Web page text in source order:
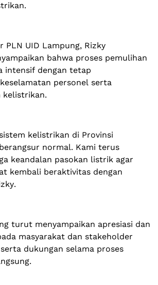
PLN UID Lampung, Rizky
bahwa proses pemulihan
intensif dengan tetap
personel serta
kelistrikan.
kelistrikan di Provinsi
normal. Kami terus
keandalan pasokan listrik agar
kembali beraktivitas dengan
turut menyampaikan apresiasi dan
masyarakat dan stakeholder
dukungan selama proses